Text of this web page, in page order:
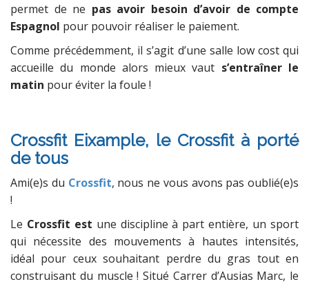
permet de ne pas avoir besoin d’avoir de compte
Espagnol pour pouvoir réaliser le paiement.
Comme précédemment, il s’agit d’une salle low cost qui
accueille du monde alors mieux vaut s’entraîner le
matin pour éviter la foule !
Crossfit Eixample, le Crossfit à porté
de tous
Ami(e)s du Crossfit, nous ne vous avons pas oublié(e)s
!
Le Crossfit est une discipline à part entière, un sport
qui nécessite des mouvements à hautes intensités,
idéal pour ceux souhaitant perdre du gras tout en
construisant du muscle ! Situé Carrer d’Ausias Marc, le